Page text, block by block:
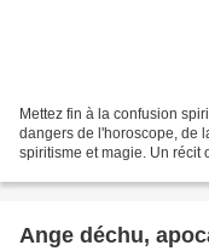
Mettez fin à la confusion
dangers de l'horoscope, de
spiritisme et magie. Un récit
Ange déchu,